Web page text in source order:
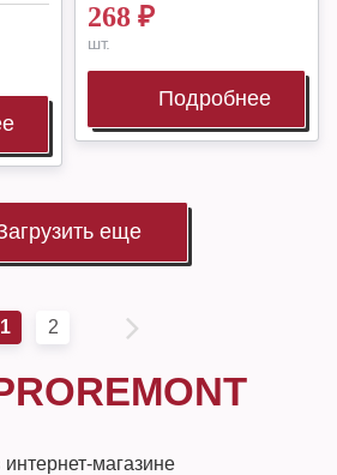
268 ₽
шт.
Подробнее
еще
1 2
магазине